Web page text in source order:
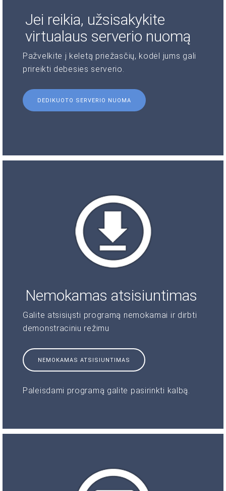
Jei reikia, užsisakykite
virtualaus serverio nuomą
Pažvelkite į keletą priežasčių, kodėl jums gali
prireikti debesies serverio.
DEDIKUOTO SERVERIO NUOMA
Nemokamas atsisiuntimas
Galite atsisiųsti programą nemokamai ir dirbti
demonstraciniu režimu
NEMOKAMAS ATSISIUNTIMAS
Paleisdami programą galite pasirinkti kalbą.